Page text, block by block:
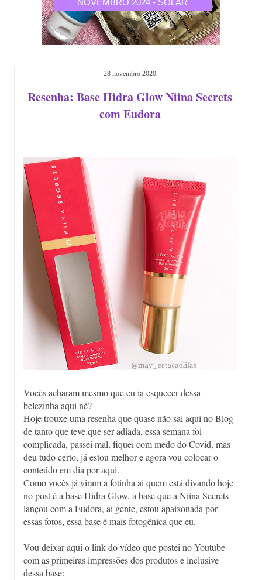
28 novembro 2020
Resenha: Base Hidra Glow Niina Secrets
com Eudora
Vocês acharam mesmo que eu ia esquecer dessa
belezinha aqui né?
Hoje trouxe uma resenha que quase não sai aqui no Blog
de tanto que teve que ser adiada, essa semana foi
complicada, passei mal, fiquei com medo do Covid, mas
deu tudo certo, já estou melhor e agora vou colocar o
conteúdo em dia por aqui.
Como vocês já viram a fotinha ai quem está divando hoje
no post é a base Hidra Glow, a base que a Niina Secrets
lançou com a Eudora, ai gente, estou apaixonada por
essas fotos, essa base é mais fotogênica que eu.
Vou deixar aqui o link do vídeo que postei no Youtube
com as primeiras impressões dos produtos e inclusive
dessa base: